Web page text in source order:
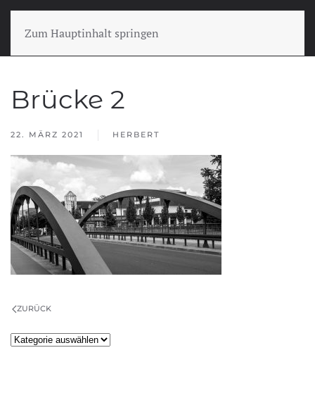
Zum Hauptinhalt springen
Brücke 2
22. MÄRZ 2021 HERBERT
ZURÜCK
Kategorien